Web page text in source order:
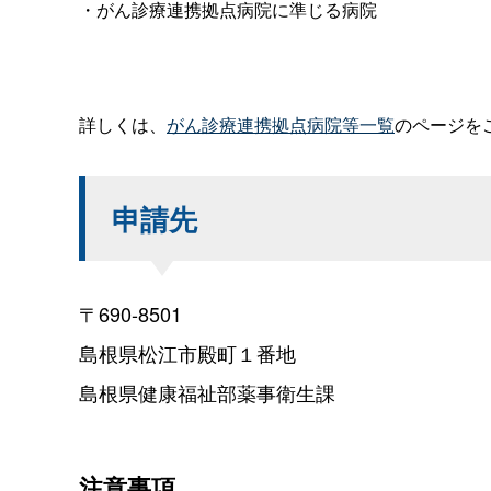
・がん診療連携拠点病院に準じる病院
詳しくは、 がん診療連携拠点病院等一覧のページを
申請先
〒690-8501
島根県松江市殿町１番地
島根県健康福祉部薬事衛生課